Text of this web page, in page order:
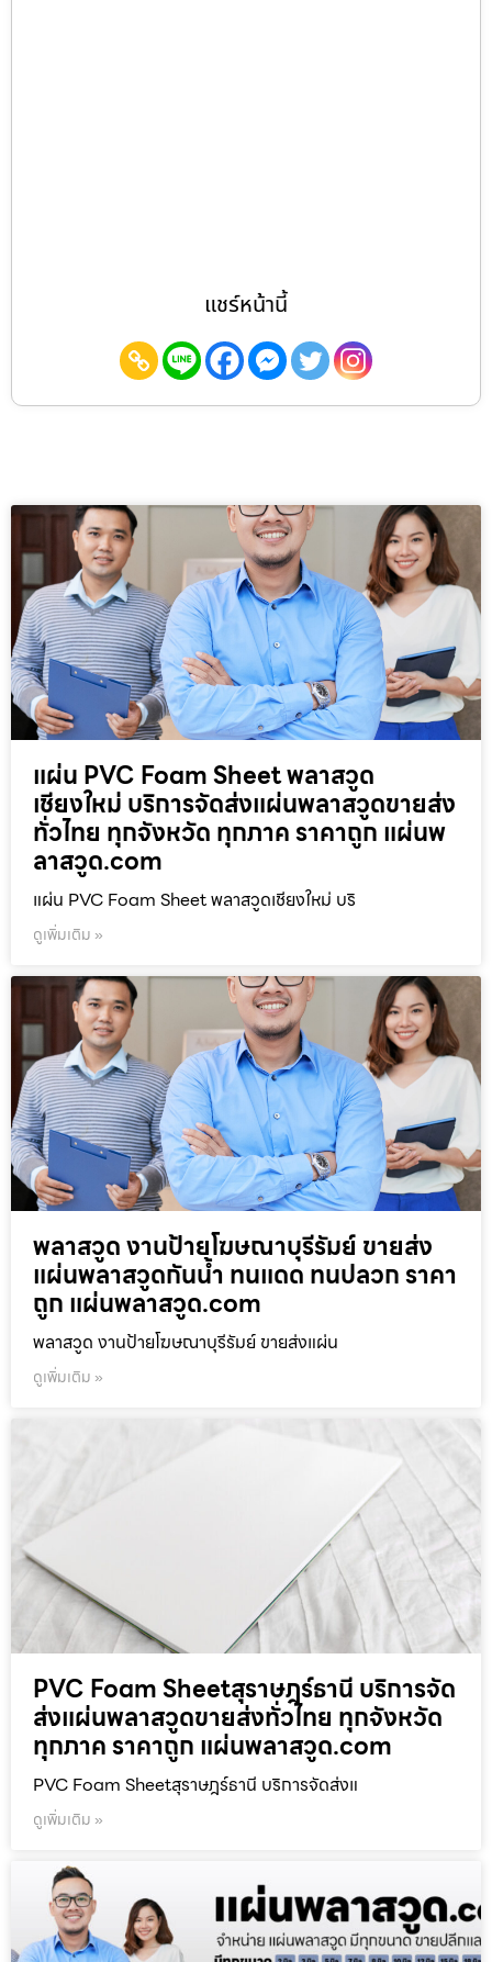
แชร์หน้านี้
แผ่น PVC Foam Sheet พลาสวูด
เชียงใหม่ บริการจัดส่งแผ่นพลาสวูดขายส่ง
ทั่วไทย ทุกจังหวัด ทุกภาค ราคาถูก แผ่นพ
ลาสวูด.com
แผ่น PVC Foam Sheet พลาสวูดเชียงใหม่ บริ
ดูเพิ่มเติม »
พลาสวูด งานป้ายโฆษณาบุรีรัมย์ ขายส่ง
แผ่นพลาสวูดกันน้ำ ทนแดด ทนปลวก ราคา
ถูก แผ่นพลาสวูด.com
พลาสวูด งานป้ายโฆษณาบุรีรัมย์ ขายส่งแผ่น
ดูเพิ่มเติม »
PVC Foam Sheetสุราษฎร์ธานี บริการจัด
ส่งแผ่นพลาสวูดขายส่งทั่วไทย ทุกจังหวัด
ทุกภาค ราคาถูก แผ่นพลาสวูด.com
PVC Foam Sheetสุราษฎร์ธานี บริการจัดส่งแ
ดูเพิ่มเติม »